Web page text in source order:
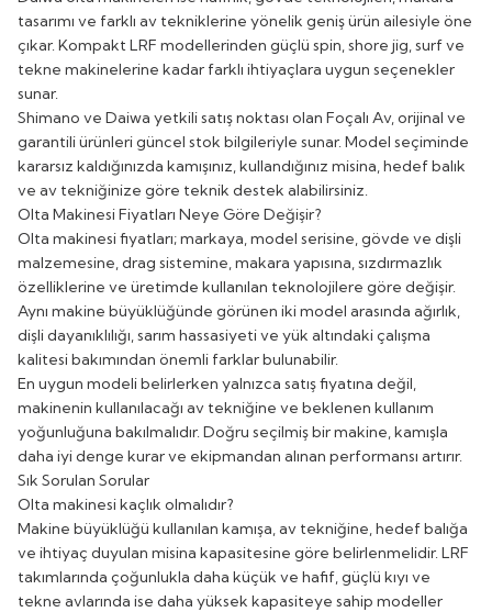
tasarımı ve farklı av tekniklerine yönelik geniş ürün ailesiyle öne
çıkar. Kompakt LRF modellerinden güçlü spin, shore jig, surf ve
tekne makinelerine kadar farklı ihtiyaçlara uygun seçenekler
sunar.
Shimano ve Daiwa yetkili satış noktası olan Foçalı Av, orijinal ve
garantili ürünleri güncel stok bilgileriyle sunar. Model seçiminde
kararsız kaldığınızda kamışınız, kullandığınız misina, hedef balık
ve av tekniğinize göre teknik destek alabilirsiniz.
Olta Makinesi Fiyatları Neye Göre Değişir?
Olta makinesi fiyatları; markaya, model serisine, gövde ve dişli
malzemesine, drag sistemine, makara yapısına, sızdırmazlık
özelliklerine ve üretimde kullanılan teknolojilere göre değişir.
Aynı makine büyüklüğünde görünen iki model arasında ağırlık,
dişli dayanıklılığı, sarım hassasiyeti ve yük altındaki çalışma
kalitesi bakımından önemli farklar bulunabilir.
En uygun modeli belirlerken yalnızca satış fiyatına değil,
makinenin kullanılacağı av tekniğine ve beklenen kullanım
yoğunluğuna bakılmalıdır. Doğru seçilmiş bir makine, kamışla
daha iyi denge kurar ve ekipmandan alınan performansı artırır.
Sık Sorulan Sorular
Olta makinesi kaçlık olmalıdır?
Makine büyüklüğü kullanılan kamışa, av tekniğine, hedef balığa
ve ihtiyaç duyulan misina kapasitesine göre belirlenmelidir. LRF
takımlarında çoğunlukla daha küçük ve hafif, güçlü kıyı ve
tekne avlarında ise daha yüksek kapasiteye sahip modeller